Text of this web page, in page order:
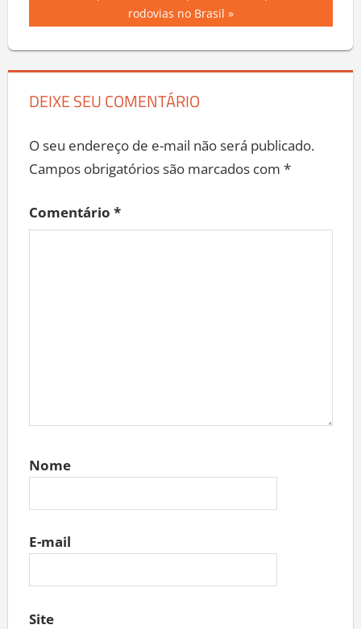
rodovias no Brasil
DEIXE SEU COMENTÁRIO
O seu endereço de e-mail não será publicado.
Campos obrigatórios são marcados com *
Comentário *
Nome
E-mail
Site